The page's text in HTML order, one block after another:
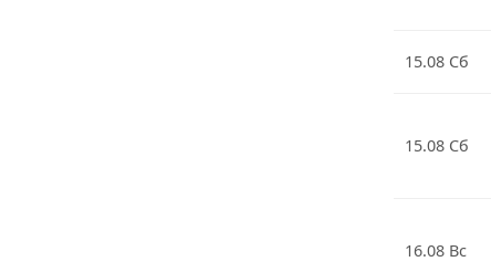
15.08 Сб
15.08 Сб
16.08 Вс